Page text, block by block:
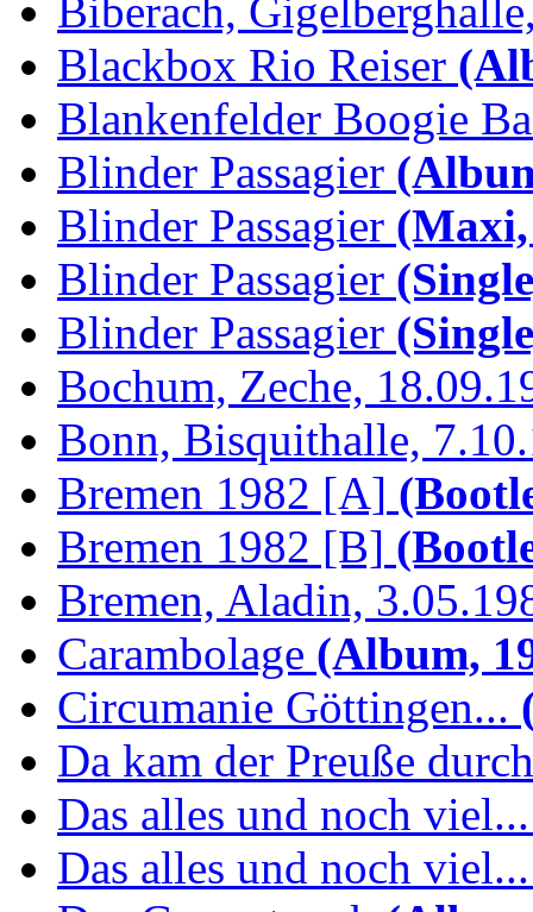
Biberach,
Blackbox Rio Reiser
Blankenfelder Boogie
Blinder Passagier
Blinder Passagier
Blinder Passagier
Blinder Passagier
Bochum, Zeche,
Bonn, Bisquithalle,
Bremen 1982 [A]
Bremen 1982 [B]
Bremen, Aladin,
Carambolage (Album,
Circumanie Göttingen...
Da kam der Preuße durch
Das alles und noch viel...
Das alles und noch viel...